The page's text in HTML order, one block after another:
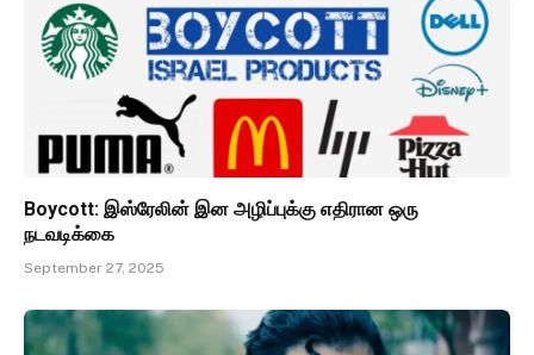
Boycott: இஸ்ரேலின் இன அழிப்புக்கு எதிரான ஒரு
நடவடிக்கை
September 27, 2025